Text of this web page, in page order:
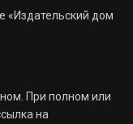
«Издательский дом
При полном или
на